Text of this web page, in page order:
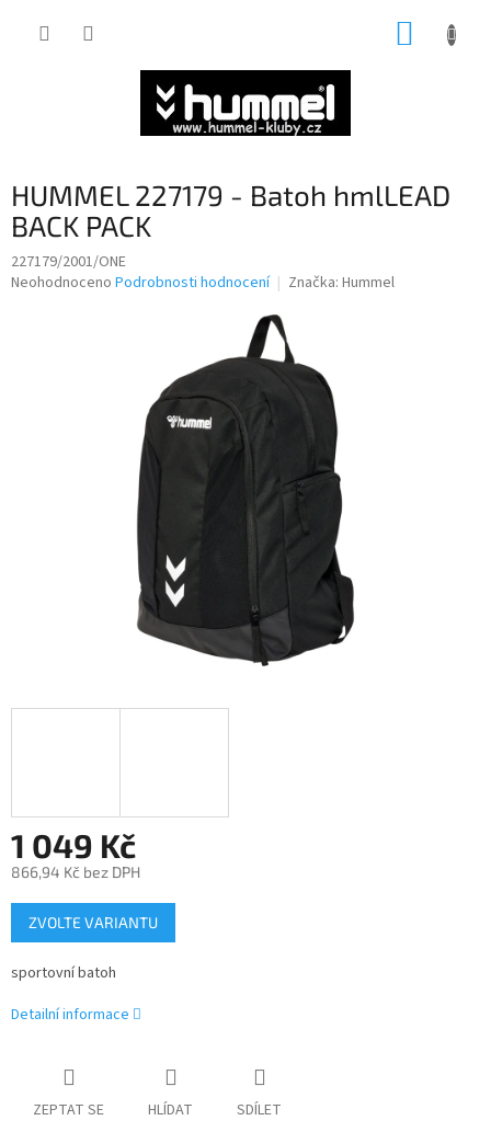
HUMMEL 227179 - Batoh hmlLEAD
BACK PACK
227179/2001/ONE
Průměrné
Neohodnoceno Podrobnosti hodnocení Značka: Hummel
1 049 Kč
866,94 Kč bez DPH
Měrná
cena:
ZVOLTE VARIANTU
sportovní batoh
Detailní informace
ZEPTAT SE HLÍDAT SDÍLET